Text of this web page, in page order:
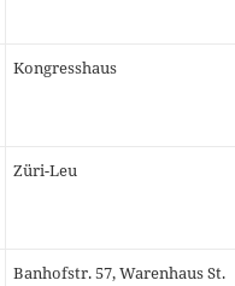
Kongresshaus
Züri-Leu
Banhofstr. 57, Warenhaus St.